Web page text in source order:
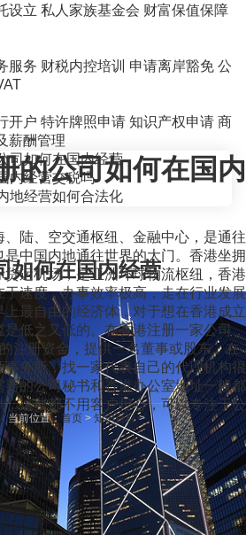
设立 私人家族基金会 财富保值保障
服务 财税内控培训 申请离岸豁免 公
开户 特许牌照申请 知识产权申请 商
薪酬管理
当前位置： 首页> 知识百科>
的公司如何在国内
陆、空交通枢纽、金融中心，是通往
中国内地通往世界的大门。香港坐拥
运机场，是亚洲环球物流枢纽，香港
于速度，办事效率极高，走在行业发展
上最自由的经济体，对于想在香港成立
是低之又低的。在香港注册一家公司，
注册资金，提供一名董事或股东。在
事务所，找一家代表自己的代理机构很
要的公司秘书和香港办公室地址一般都
，这些都不用客户担心，可以专注于公
司如何在国内经营
内经营交税吗
地经营如何合法化
如何在国内经营